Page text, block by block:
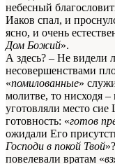
небесный
Иаков спал, и
ясно, и очень
Дом Божий».
А здесь? – Не видели
несовершенствами
«помилованные»
молитве, то нисходя
уготовляли место
готовность: «готов
ожидали Его
Господи в покой Твой
повелевали вратам «